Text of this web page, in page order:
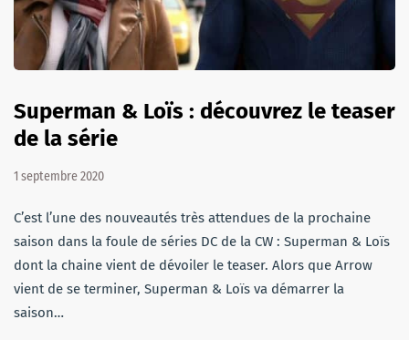
Superman & Loïs : découvrez le teaser
de la série
1 septembre 2020
C’est l’une des nouveautés très attendues de la prochaine
saison dans la foule de séries DC de la CW : Superman & Loïs
dont la chaine vient de dévoiler le teaser. Alors que Arrow
vient de se terminer, Superman & Loïs va démarrer la
saison…